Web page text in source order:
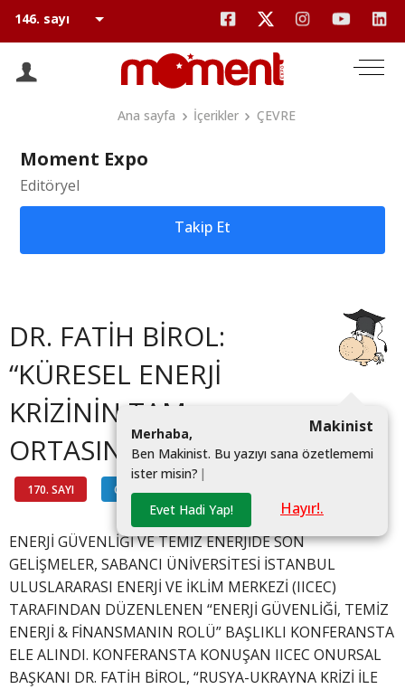
Ana sayfa İçerikler ÇEVRE
Moment Expo
Editöryel
Takip Et
DR. FATİH BİROL:
“KÜRESEL ENERJİ
KRİZİNİN TAM
ORTASINDAYIZ”
170. SAYI ÇEVRE #
Makinist
Merhaba,
Ben Makinist. Bu yazıyı sana özetlememi
ister misin? |
Evet Hadi Yap!
Hayır!.
ENERJİ GÜVENLİĞİ VE TEMİZ ENERJİDE SON
GELİŞMELER, SABANCI ÜNİVERSİTESİ İSTANBUL
ULUSLARARASI ENERJİ VE İKLİM MERKEZİ (IICEC)
TARAFINDAN DÜZENLENEN “ENERJİ GÜVENLİĞİ, TEMİZ
ENERJİ & FİNANSMANIN ROLÜ” BAŞLIKLI KONFERANSTA
ELE ALINDI. KONFERANSTA KONUŞAN IICEC ONURSAL
BAŞKANI DR. FATİH BİROL, “RUSYA-UKRAYNA KRİZİ İLE